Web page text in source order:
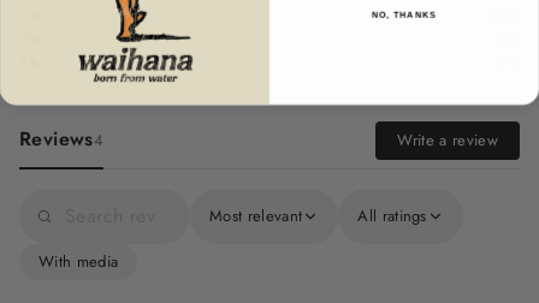
Reviews4 Write a review
Most relevant
All ratings
With media
NO, THANKS